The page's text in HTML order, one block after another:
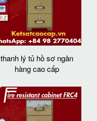
thanh lý tủ hồ sơ ngân
hàng cao cấp